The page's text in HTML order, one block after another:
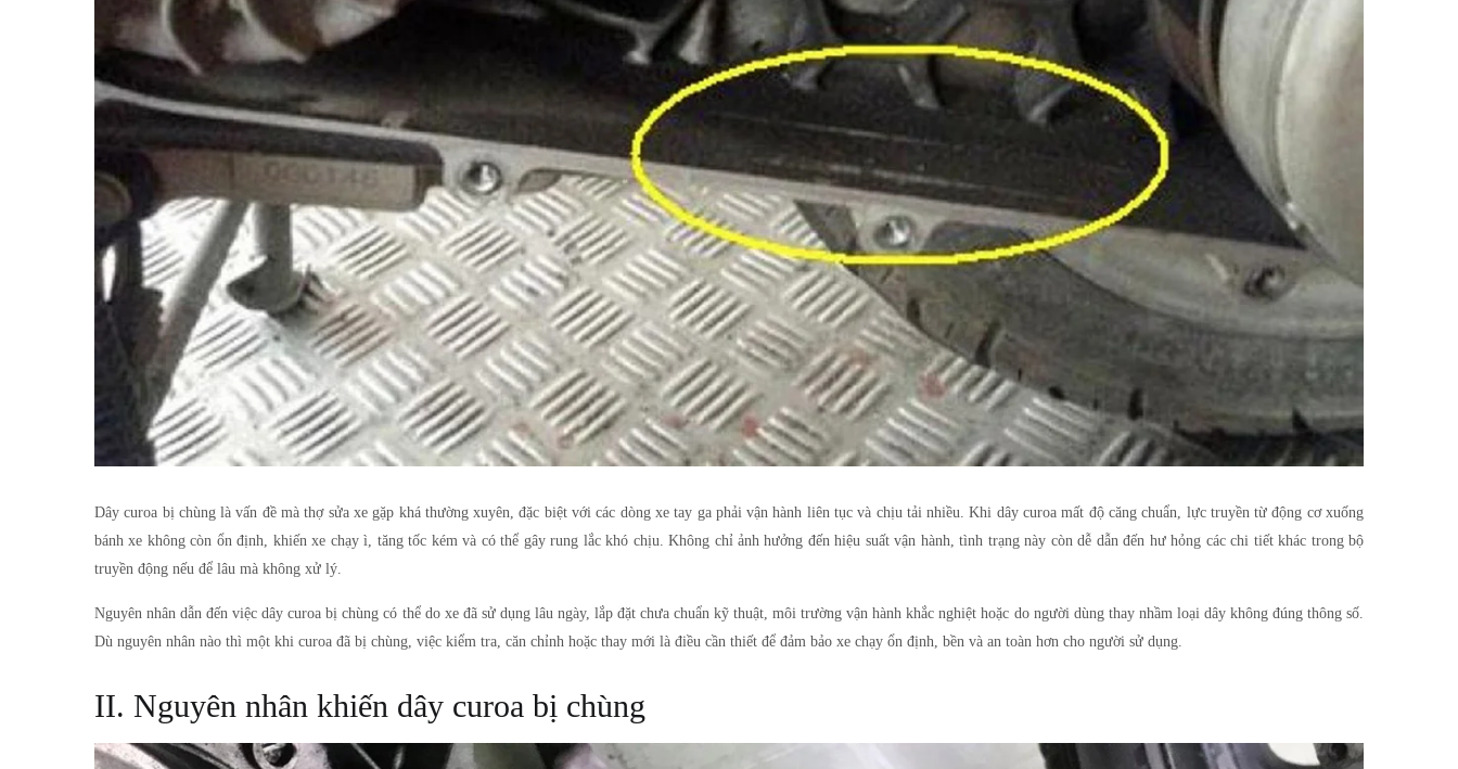
Dây curoa bị chùnglà vấn đề mà thợ sửa xe gặp khá thường xuyên, đặc biệt với các dòng xe tay ga phải vận hành liên tục và chịu tải nhiều. Khi dây curoa mất độ căng chuẩn, lực truyền từ động cơ xuống
bánh xe không còn ổn định, khiến xe chạy ì, tăng tốc kém và có thể gây rung lắc khó chịu. Không chỉ ảnh hưởng đến hiệu suất vận hành, tình trạng này còn dễ dẫn đến hư hỏng các chi tiết khác trong bộ
truyền động nếu để lâu mà không xử lý.
Nguyên nhân dẫn đến việcdây curoa bị chùng có thể do xe đã sử dụng lâu ngày, lắp đặt chưa chuẩn kỹ thuật, môi trường vận hành khắc nghiệt hoặc do người dùng thay nhầm loại dây không đúng thông số.
Dù nguyên nhân nào thì một khi curoa đã bị chùng, việc kiểm tra, căn chỉnh hoặc thay mới là điều cần thiết để đảm bảo xe chạy ổn định, bền và an toàn hơn cho người sử dụng.
II. Nguyên nhân khiến dây curoa bị chùng